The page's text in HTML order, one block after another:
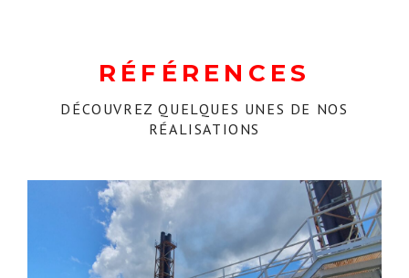
RÉFÉRENCES
DÉCOUVREZ QUELQUES UNES DE NOS
RÉALISATIONS
Centrale de La Roche